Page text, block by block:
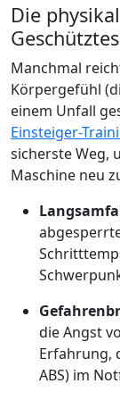
Die
Manchmal
Körpergefühl
einem Unfall
Einsteiger-
sicherste Weg,
Maschine neu
die Angst
Erfahrung,
ABS) im